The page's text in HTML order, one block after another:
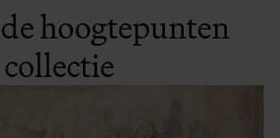
hoogtepunten